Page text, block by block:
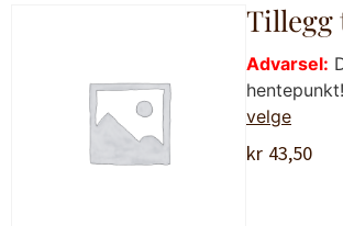
Tillegg
Advarsel:
hentepunkt!
velge
kr 43,50